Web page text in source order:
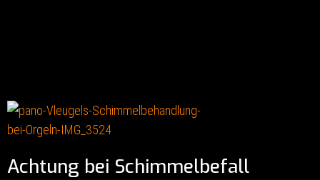
Achtung bei Schimmelbefall